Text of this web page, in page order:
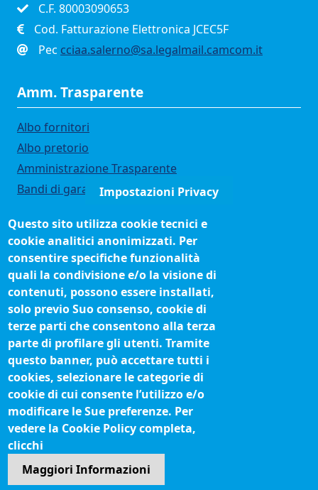
C.F. 80003090653
Cod. Fatturazione Elettronica JCEC5F
Pec cciaa.salerno@sa.legalmail.camcom.it
Amm. Trasparente
Albo fornitori
Albo pretorio
Amministrazione Trasparente
Bandi di gara
Concorsi e selezioni
Organigramma
Procedimenti (come fare per)
Siti tematici
Biblioteca camerale
Fatturazione elettronica
IBAN pagamenti alla CCIAA
Questionari soddisfazione utenti
Seguici su
Sito web
Impostazioni Privacy
Questo sito utilizza cookie tecnici e
cookie analitici anonimizzati. Per
consentire specifiche funzionalità
quali la condivisione e/o la visione di
contenuti, possono essere installati,
solo previo Suo consenso, cookie di
terze parti che consentono alla terza
parte di profilare gli utenti. Tramite
questo banner, può accettare tutti i
cookies, selezionare le categorie di
cookie di cui consente l’utilizzo e/o
modificare le Sue preferenze. Per
vedere la Cookie Policy completa,
clicchi
Maggiori Informazioni